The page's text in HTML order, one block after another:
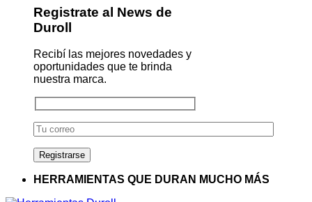
Registrate al News de
Duroll
Recibí las mejores novedades y
oportunidades que te brinda
nuestra marca.
HERRAMIENTAS QUE DURAN MUCHO MÁS